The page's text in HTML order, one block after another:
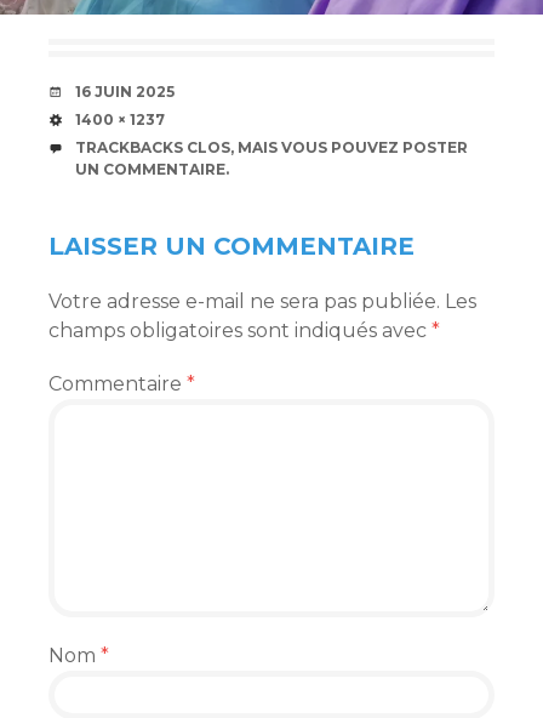
DATE
16 JUIN 2025
TAILLE
1400 × 1237
TRACKBACKS CLOS, MAIS VOUS POUVEZ POSTER
UN COMMENTAIRE.
LAISSER UN COMMENTAIRE
Votre adresse e-mail ne sera pas publiée. Les
champs obligatoires sont indiqués avec *
Commentaire *
Nom *